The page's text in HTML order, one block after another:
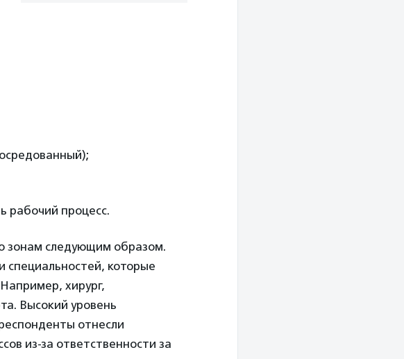
рабочий процесс.
зонам следующим образом.
которые
хирург,
Высокий уровень
отнесли
из-за ответственности за